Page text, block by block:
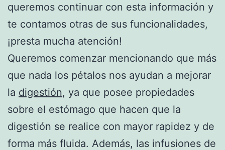
queremos continuar con esta información y
te contamos otras de sus funcionalidades,
¡presta mucha atención!
Queremos comenzar mencionando que más
que nada los pétalos nos ayudan a mejorar
la digestión, ya que posee propiedades
sobre el estómago que hacen que la
digestión se realice con mayor rapidez y de
forma más fluida. Además, las infusiones de